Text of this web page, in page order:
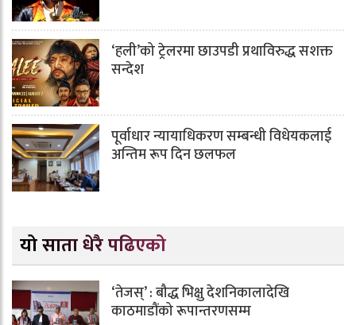
‘हली’को ट्रेलरमा छाउपडी प्रथाविरुद्ध सशक्त
सन्देश
पूर्वाधार न्यायाधिकरण सम्बन्धी विधेयकलाई
अन्तिम रूप दिन छलफल
यो साता धेरै पढिएको
‘तेजस्’ : बौद्ध भिक्षु देशनिकालादेखि
काठमाडौंको रूपान्तरणसम्म